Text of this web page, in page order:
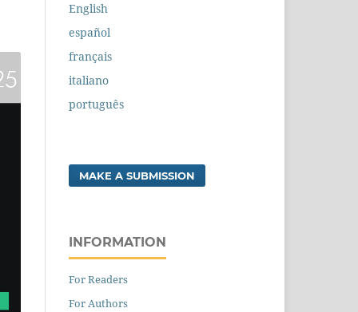
English
español
français
italiano
português
MAKE A SUBMISSION
INFORMATION
For Readers
For Authors